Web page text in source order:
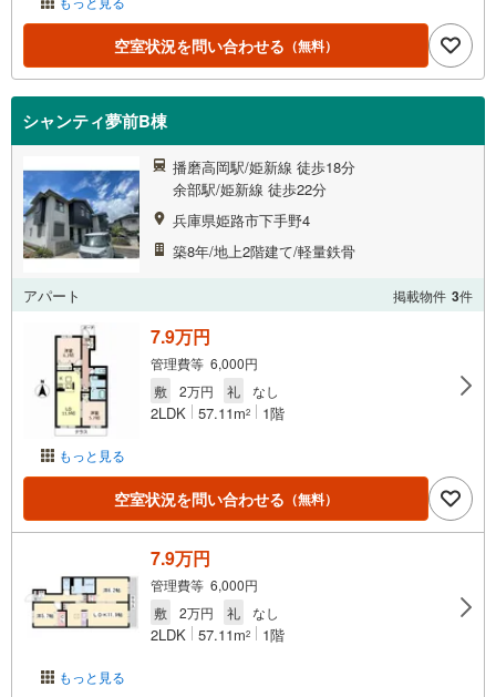
空室状況を問い合わせる （無料）
シャンティ夢前B棟
播磨高岡駅/姫新線 徒歩18分
余部駅/姫新線 徒歩22分
兵庫県姫路市下手野4
築8年/地上2階建て/軽量鉄骨
アパート 掲載物件 3件
もっと見る
7.9万円
管理費等 6,000円
敷
2万円 礼 なし
2LDK 57.11m2 1階
空室状況を問い合わせる （無料）
もっと見る
7.9万円
管理費等 6,000円
敷
2万円 礼 なし
2LDK 57.11m2 1階